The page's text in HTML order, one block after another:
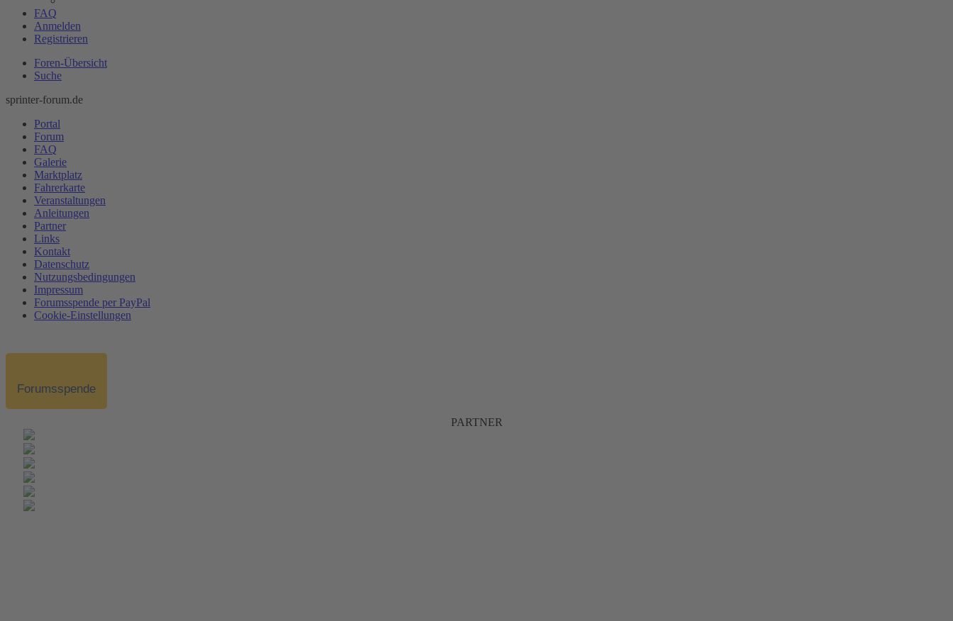
FAQ
Anmelden
Registrieren
Foren-Übersicht
Suche
sprinter-forum.de
Portal
Forum
FAQ
Galerie
Marktplatz
Fahrerkarte
Veranstaltungen
Anleitungen
Partner
Links
Kontakt
Datenschutz
Nutzungsbedingungen
Impressum
Forumsspende per PayPal
Cookie-Einstellungen
Forumsspende
PARTNER